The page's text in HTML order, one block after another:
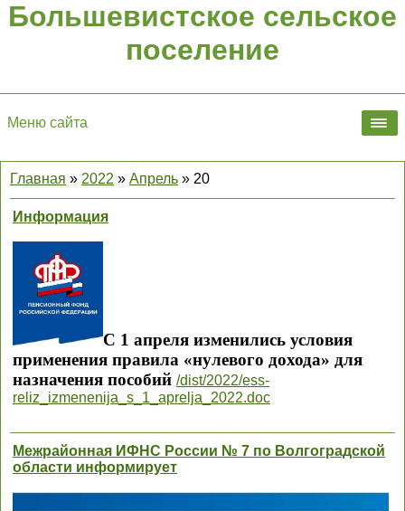
Большевистское сельское
поселение
Меню сайта
Главная » 2022 » Апрель » 20
Информация
С 1 апреля изменились условия
применения правила «нулевого дохода» для
назначения пособий /dist/2022/ess-
reliz_izmenenija_s_1_aprelja_2022.doc
Межрайонная ИФНС России № 7 по Волгоградской
области информирует